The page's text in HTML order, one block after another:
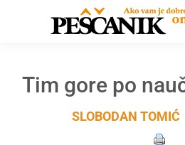
Tim gore po
SLOBODAN TOMIĆ